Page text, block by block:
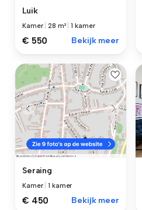
Luik
Kamer |28 m² |1 kamer
€ 550 Bekijk meer
Seraing
Kamer |1 kamer
€ 450 Bekijk meer